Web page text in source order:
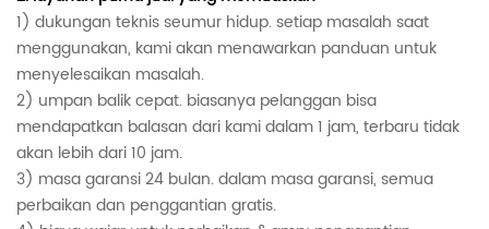
1) dukungan teknis seumur hidup.setiap masalah saat
menggunakan, kami akan menawarkan panduan untuk
menyelesaikan masalah.
2) umpan balik cepat. biasanya pelanggan bisa
mendapatkan balasan dari kami dalam 1 jam, terbaru tidak
akan lebih dari 10 jam.
3) masa garansi 24 bulan. dalam masa garansi, semua
perbaikan dan penggantian gratis.